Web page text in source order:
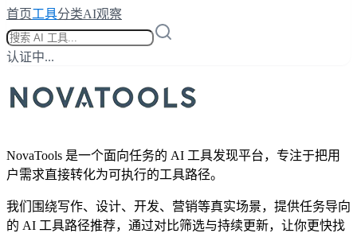
首页工具分类AI观察
认证中...
NovaTools 是一个面向任务的 AI 工具发现平台，专注于把用
户需求直接转化为可执行的工具路径。
我们围绕写作、设计、开发、营销等真实场景，提供任务导向
的 AI 工具路径推荐，通过对比筛选与持续更新，让你更快找